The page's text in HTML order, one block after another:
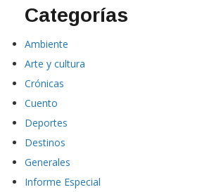
Categorías
Ambiente
Arte y cultura
Crónicas
Cuento
Deportes
Destinos
Generales
Informe Especial